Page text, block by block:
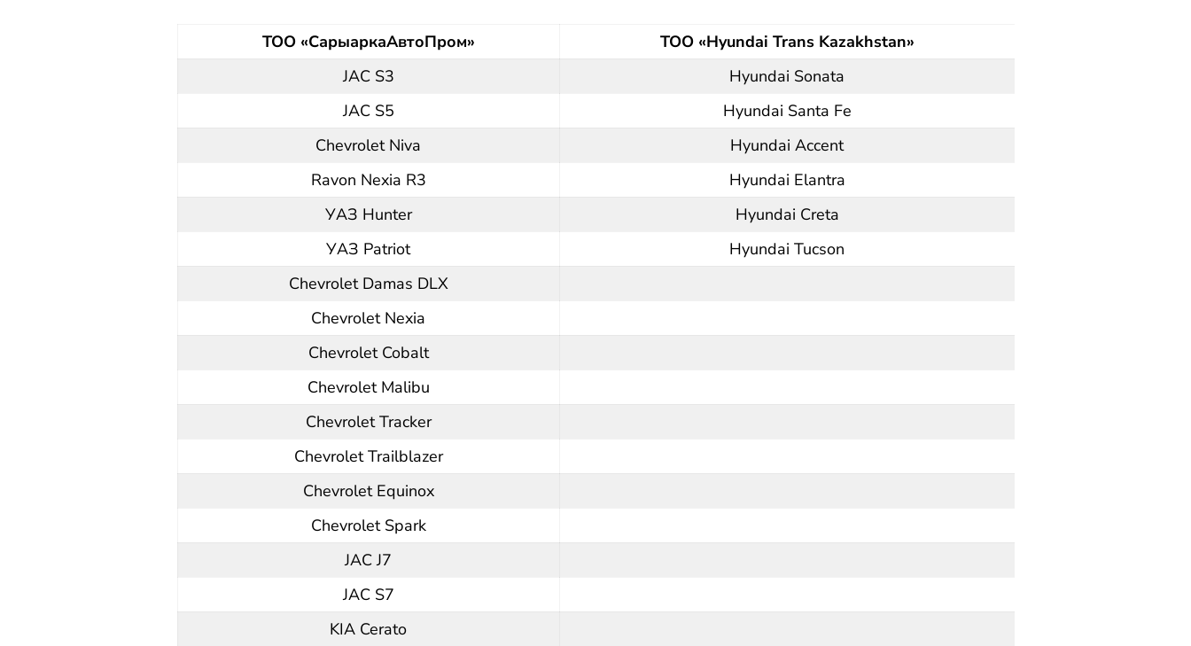
ТОО «СарыаркаАвтоПром»
ТОО «Hyundai Trans Kazakhstan»
JAC S3
Hyundai Sonata
JAC S5
Hyundai Santa Fe
Chevrolet Niva
Hyundai Accent
Ravon Nexia R3
Hyundai Elantra
УАЗ Hunter
Hyundai Creta
УАЗ Patriot
Hyundai Tucson
Chevrolet Damas DLX
Chevrolet Nexia
Chevrolet Cobalt
Chevrolet Malibu
Chevrolet Tracker
Chevrolet Trailblazer
Chevrolet Equinox
Chevrolet Spark
JAC J7
JAC S7
KIA Cerato